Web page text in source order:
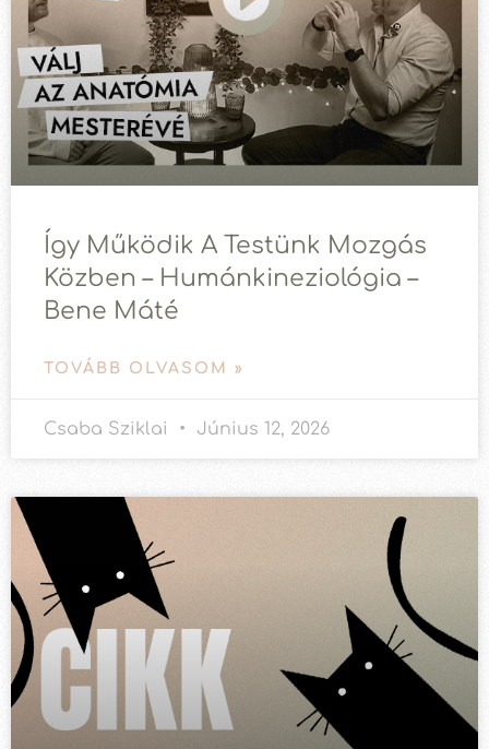
Így Működik A Testünk Mozgás
Közben – Humánkineziológia –
Bene Máté
TOVÁBB OLVASOM »
Csaba Sziklai Június 12, 2026